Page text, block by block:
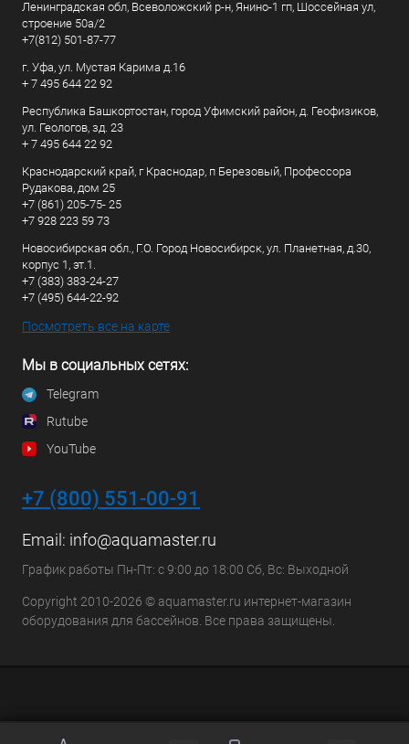
Ленинградская обл, Всеволожский р-н, Янино-1 гп, Шоссейная ул,
строение 50а/2
+7(812) 501-87-77
г. Уфа, ул. Мустая Карима д.16
+ 7 495 644 22 92
Республика Башкортостан, город Уфимский район, д. Геофизиков,
ул. Геологов, зд. 23
+ 7 495 644 22 92
Краснодарский край, г Краснодар, п Березовый, Профессора
Рудакова, дом 25
+7 (861) 205-75- 25
+7 928 223 59 73
Новосибирская обл., Г.О. Город Новосибирск, ул. Планетная, д.30,
корпус 1, эт.1.
+7 (383) 383-24-27
+7 (495) 644-22-92
Посмотреть все на карте
Мы в социальных сетях:
Telegram
Rutube
YouTube
+7 (800) 551-00-91
Email: info@aquamaster.ru
График работы Пн-Пт: с 9:00 до 18:00 Сб, Вс: Выходной
Copyright 2010-2026 © aquamaster.ru интернет-магазин
оборудования для бассейнов. Все права защищены.